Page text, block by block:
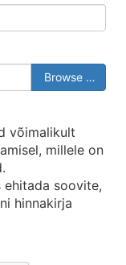
Browse …
võimalikult
millele on
ehitada soovite,
hinnakirja